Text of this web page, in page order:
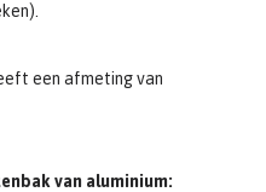
een afmeting van
van aluminium: